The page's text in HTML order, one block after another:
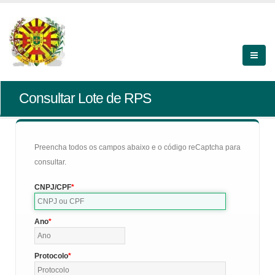
Consultar Lote de RPS
Preencha todos os campos abaixo e o código reCaptcha para
consultar.
CNPJ/CPF
Ano
Protocolo